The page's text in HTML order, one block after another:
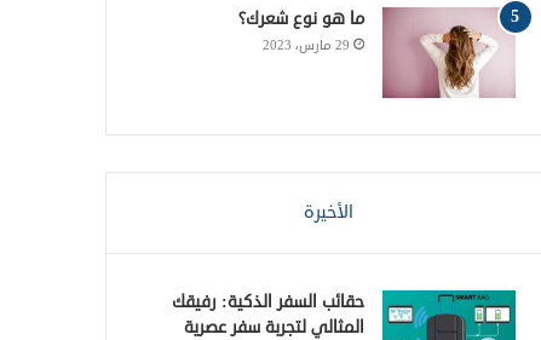
ما هو نوع شعرك؟
29 مارس، 2023
الأخيرة
حقائب السفر الذكية: رفيقك
المثالي لتجربة سفر عصرية